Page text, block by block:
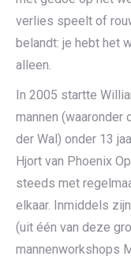
verlies speelt of
belandt: je hebt het
alleen.
In 2005 startte
mannen (waaronder
der Wal) onder 13
Hjort van Phoenix
steeds met
elkaar. Inmiddels
(uit één van deze
mannenworkshops